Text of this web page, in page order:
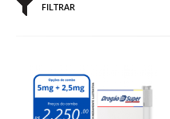
FILTRAR